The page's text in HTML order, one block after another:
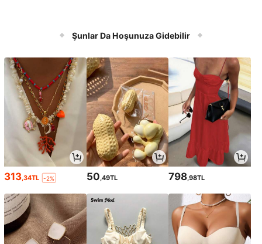
Şunlar Da Hoşunuza Gidebilir
313 ,34TL -2% 50 ,49TL 798 ,98TL